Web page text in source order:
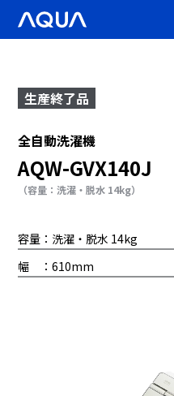
生産終了品
全自動洗濯機
AQW-GVX140J
（容量：洗濯・脱水 14kg）
容量：洗濯・脱水 14kg
幅 ：610mm